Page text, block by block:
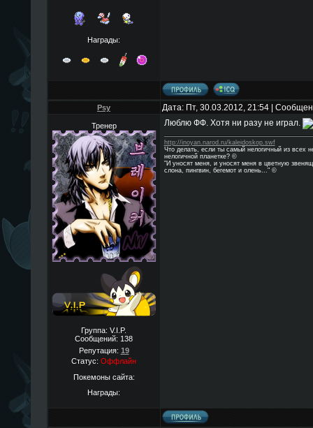
Награды:
Psy Дата: Пт, 30.03.2012, 21:54 |
Тренер
Группа: V.I.P.
Сообщений: 138
Репутация: 19
Статус: Оффлайн
Покемоны сайта:
Награды:
Люблю ФФ. Хотя ни разу не играл.
http://inoyan.narod.ru/kaleidoskop.swf
Что делать, если ты самый нелогичный из всех
нелогичной планетке? ©
"И уносят меня, и уносят меня в цветную
слона, пингвин, бегемот и олень..." ©